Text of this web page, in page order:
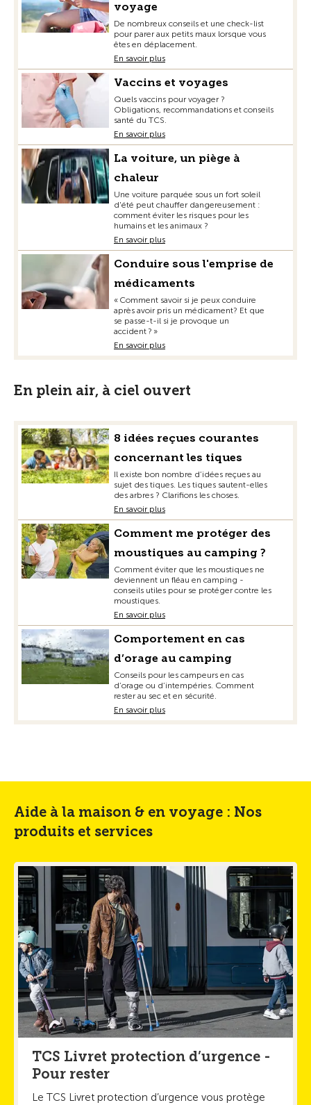
voyage
De nombreux conseils et une check-list
pour parer aux petits maux lorsque vous
êtes en déplacement.
En savoir plus
Vaccins et voyages
Quels vaccins pour voyager ?
Obligations, recommandations et conseils
santé du TCS.
En savoir plus
La voiture, un piège à
chaleur
Une voiture parquée sous un fort soleil
d'été peut chauffer dangereusement :
comment éviter les risques pour les
humains et les animaux ?
En savoir plus
Conduire sous l'emprise de
médicaments
« Comment savoir si je peux conduire
après avoir pris un médicament? Et que
se passe-t-il si je provoque un
accident ? »
En savoir plus
En plein air, à ciel ouvert
8 idées reçues courantes
concernant les tiques
Il existe bon nombre d’idées reçues au
sujet des tiques. Les tiques sautent-elles
des arbres ? Clarifions les choses.
En savoir plus
Comment me protéger des
moustiques au camping ?
Comment éviter que les moustiques ne
deviennent un fléau en camping -
conseils utiles pour se protéger contre les
moustiques.
En savoir plus
Comportement en cas
d’orage au camping
Conseils pour les campeurs en cas
d’orage ou d’intempéries. Comment
rester au sec et en sécurité.
En savoir plus
Aide à la maison & en voyage : Nos
produits et services
TCS Livret protection d’urgence -
Pour rester
Le TCS Livret protection d’urgence vous protège